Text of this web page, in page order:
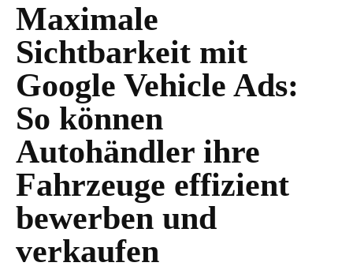
Maximale
Sichtbarkeit mit
Google Vehicle Ads:
So können
Autohändler ihre
Fahrzeuge effizient
bewerben und
verkaufen